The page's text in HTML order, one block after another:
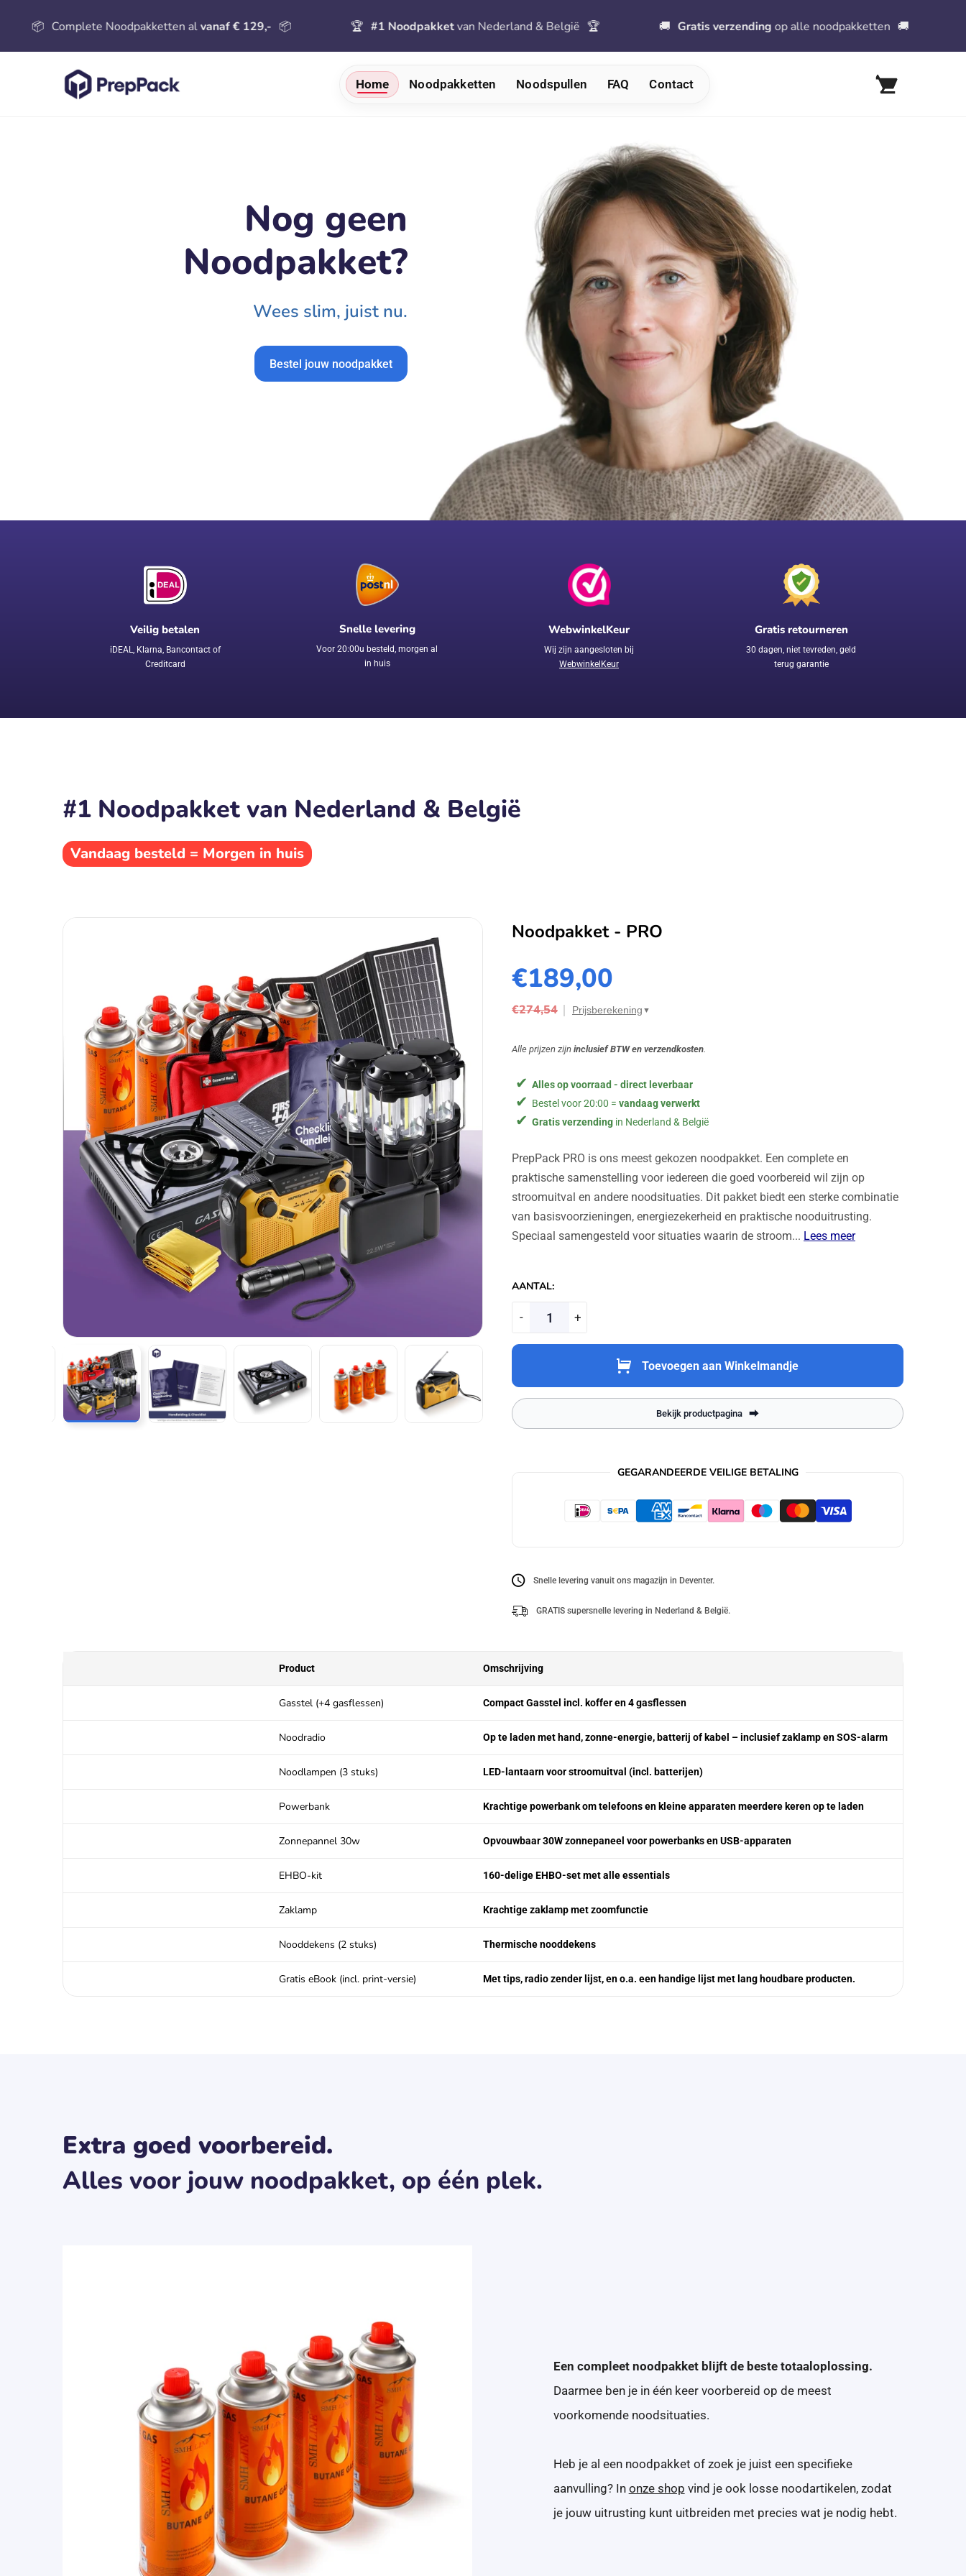
Noodpakketten alvanaf € 129,- 📦 #1 Noodpakketvan Nederland & België 🏆 Gratis verzendingop alle noodpakketten 🚚
Home Noodpakketten Noodspullen FAQ Contact
Nog geen
Noodpakket?
Wees slim, juist nu.
Bestel jouw noodpakket
Veilig betalen
iDEAL, Klarna, Bancontact of
Creditcard
Snelle levering
Voor 20:00u besteld, morgen al
in huis
WebwinkelKeur
Wij zijn aangesloten bij
WebwinkelKeur
Gratis retourneren
30 dagen, niet tevreden, geld
terug garantie
#1 Noodpakket van Nederland & België
Vandaag besteld = Morgen in huis
Noodpakket - PRO
€189,00
€274,54 Prijsberekening ▼
Gasstel (incl. 4 gasflessen)
Powerbank 20.000mAh
Opvouwbaar Zonnepaneel 30W
Complete EHBO-kit
Nooddekens (2 stuks)
LED Noodlamp (incl. batterijen) × 3
Totaal losse producten
€274,54
Jouw prijs
€189,00
Je voordeel
Alle prijzen zijn inclusief BTW en verzendkosten.
Alles op voorraad - direct leverbaar
Bestel voor 20:00 = vandaag verwerkt
Gratis verzending in Nederland & België
PrepPack PRO is ons meest gekozen noodpakket. Een complete en
praktische samenstelling voor iedereen die goed voorbereid wil zijn op
stroomuitval en andere noodsituaties. Dit pakket biedt een sterke combinatie
van basisvoorzieningen, energiezekerheid en praktische nooduitrusting.
Speciaal samengesteld voor situaties waarin de stroom... Lees meer
AANTAL:
- +
Toevoegen aan Winkelmandje
Bekijk productpagina
GEGARANDEERDE VEILIGE BETALING
Snelle levering vanuit ons magazijn in Deventer.
GRATIS supersnelle levering in Nederland & België.
Product Omschrijving
Gasstel (+4 gasflessen) Compact Gasstel incl. koffer en 4 gasflessen
Noodradio Op te laden met hand, zonne-energie, batterij of kabel – inclusief zaklamp en SOS-alarm
Noodlampen (3 stuks) LED-lantaarn voor stroomuitval (incl. batterijen)
Powerbank Krachtige powerbank om telefoons en kleine apparaten meerdere keren op te laden
Zonnepannel 30w Opvouwbaar 30W zonnepaneel voor powerbanks en USB-apparaten
EHBO-kit 160-delige EHBO-set met alle essentials
Zaklamp Krachtige zaklamp met zoomfunctie
Nooddekens (2 stuks) Thermische nooddekens
Gratis eBook (incl. print-versie) Met tips, radio zender lijst, en o.a. een handige lijst met lang houdbare producten.
Extra goed voorbereid.
Alles voor jouw noodpakket, op één plek.
Een compleet noodpakket blijft de beste totaaloplossing.
Daarmee ben je in één keer voorbereid op de meest
voorkomende noodsituaties.
Heb je al een noodpakket of zoek je juist een specifieke
aanvulling? In onze shop vind je ook losse noodartikelen, zodat
je jouw uitrusting kunt uitbreiden met precies wat je nodig hebt.